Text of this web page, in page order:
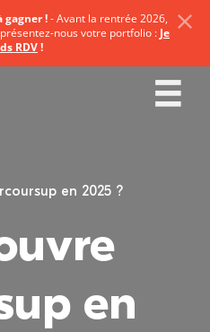
en 2025 ?
en
gagner !- Avant la rentrée 2026,
nous votre portfolio : Je
RDV!